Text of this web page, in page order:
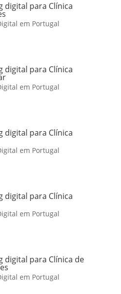
digital para Clínica
em Portugal
digital para Clínica
em Portugal
digital para Clínica
em Portugal
digital para Clínica
em Portugal
digital para Clínica de
em Portugal